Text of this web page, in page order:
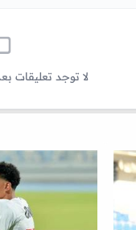
لا توجد تعليقات